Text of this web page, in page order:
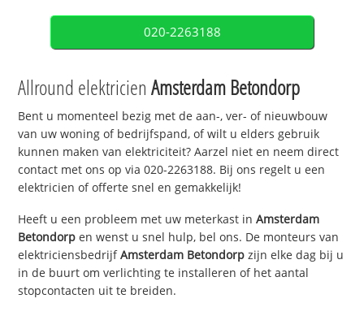
020-2263188
Allround elektricienAmsterdam Betondorp
Bent u momenteel bezig met de aan-, ver- of nieuwbouw
van uw woning of bedrijfspand, of wilt u elders gebruik
kunnen maken van elektriciteit? Aarzel niet en neem direct
contact met ons op via 020-2263188. Bij ons regelt u een
elektricien of offerte snel en gemakkelijk!
Heeft u een probleem met uw meterkast inAmsterdam
Betondorp en wenst u snel hulp, bel ons. De monteurs van
elektriciensbedrijfAmsterdam Betondorp zijn elke dag bij u
in de buurt om verlichting te installeren of het aantal
stopcontacten uit te breiden.